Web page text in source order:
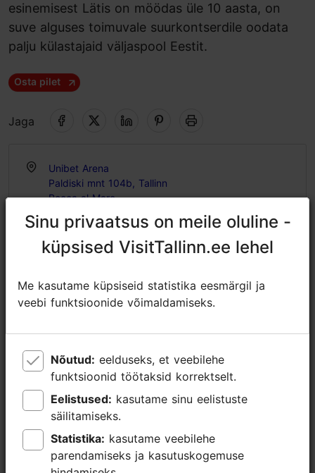
esinemisest Lätis on möödas üle 10 aasta, on
suve alguses toimuvale suurkontserdile oodata
palju külastajaid väljaspool Eestit.
Osta pilet
Jaga
Unibet Arena
Paldiski mnt 104b, Tallinn
Rocca al Mare
14.06.2026
https://balticlive.ee/sundmus/14-06-25-kings-of-leon/
info@unibetarena.ee
+372 5345 7373
Lisainfo
Tähtsündmus
Loe lähemalt
Sinu privaatsus on meile oluline -
küpsised VisitTallinn.ee lehel
Me kasutame küpsiseid statistika eesmärgil ja
veebi funktsioonide võimaldamiseks.
Nõutud:
funktsioonid töötaksid korrektselt.
Eelistused:
säilitamiseks.
Statistika:
parendamiseks ja kasutuskogemuse
Sinu privaatsus on meile oluline -
küpsised VisitTallinn.ee lehel
Me kasutame küpsiseid statistika eesmärgil ja
veebi funktsioonide võimaldamiseks.
Nõutud:
funktsioonid töötaksid korrektselt.
Eelistused:
säilitamiseks.
Statistika:
parendamiseks ja kasutuskogemuse